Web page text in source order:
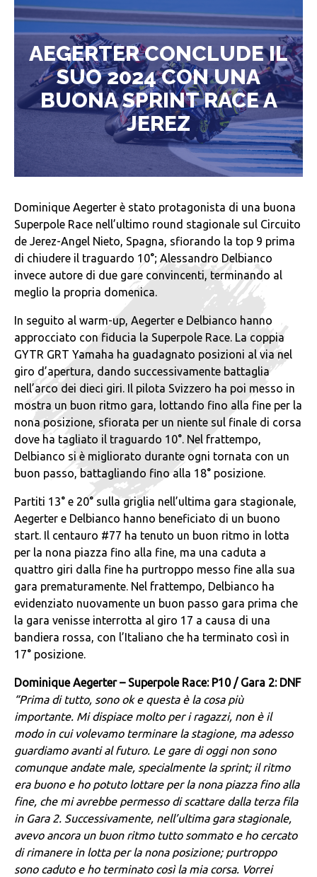
AEGERTER CONCLUDE IL
SUO 2024 CON UNA
BUONA SPRINT RACE A
JEREZ
Dominique Aegerter è stato protagonista di una buona
Superpole Race nell’ultimo round stagionale sul Circuito
de Jerez-Angel Nieto, Spagna, sfiorando la top 9 prima
di chiudere il traguardo 10°; Alessandro Delbianco
invece autore di due gare convincenti, terminando al
meglio la propria domenica.
In seguito al warm-up, Aegerter e Delbianco hanno
approcciato con fiducia la Superpole Race. La coppia
GYTR GRT Yamaha ha guadagnato posizioni al via nel
giro d’apertura, dando successivamente battaglia
nell’arco dei dieci giri. Il pilota Svizzero ha poi messo in
mostra un buon ritmo gara, lottando fino alla fine per la
nona posizione, sfiorata per un niente sul finale di corsa
dove ha tagliato il traguardo 10°. Nel frattempo,
Delbianco si è migliorato durante ogni tornata con un
buon passo, battagliando fino alla 18° posizione.
Partiti 13° e 20° sulla griglia nell’ultima gara stagionale,
Aegerter e Delbianco hanno beneficiato di un buono
start. Il centauro #77 ha tenuto un buon ritmo in lotta
per la nona piazza fino alla fine, ma una caduta a
quattro giri dalla fine ha purtroppo messo fine alla sua
gara prematuramente. Nel frattempo, Delbianco ha
evidenziato nuovamente un buon passo gara prima che
la gara venisse interrotta al giro 17 a causa di una
bandiera rossa, con l’Italiano che ha terminato così in
17° posizione.
Dominique Aegerter – Superpole Race: P10 / Gara 2: DNF
“Prima di tutto, sono ok e questa è la cosa più
importante. Mi dispiace molto per i ragazzi, non è il
modo in cui volevamo terminare la stagione, ma adesso
guardiamo avanti al futuro. Le gare di oggi non sono
comunque andate male, specialmente la sprint; il ritmo
era buono e ho potuto lottare per la nona piazza fino alla
fine, che mi avrebbe permesso di scattare dalla terza fila
in Gara 2. Successivamente, nell’ultima gara stagionale,
avevo ancora un buon ritmo tutto sommato e ho cercato
di rimanere in lotta per la nona posizione; purtroppo
sono caduto e ho terminato così la mia corsa. Vorrei